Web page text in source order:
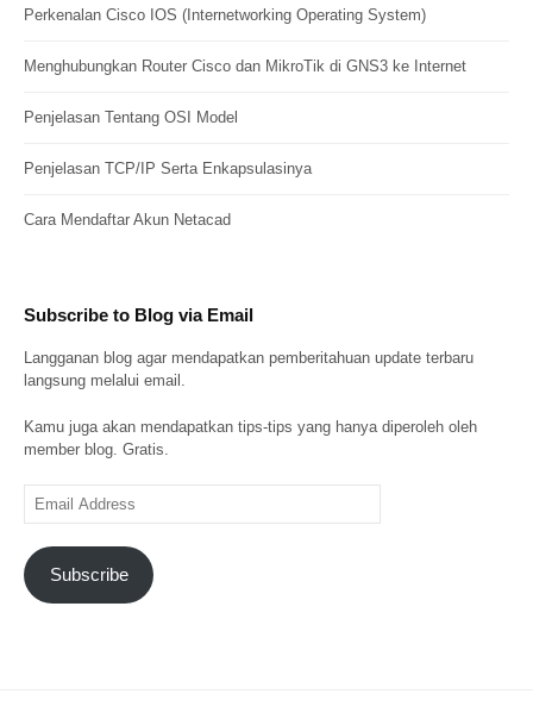
Perkenalan Cisco IOS (Internetworking Operating System)
Menghubungkan Router Cisco dan MikroTik di GNS3 ke Internet
Penjelasan Tentang OSI Model
Penjelasan TCP/IP Serta Enkapsulasinya
Cara Mendaftar Akun Netacad
Subscribe to Blog via Email
Langganan blog agar mendapatkan pemberitahuan update terbaru
langsung melalui email.
Kamu juga akan mendapatkan tips-tips yang hanya diperoleh oleh
member blog. Gratis.
Email
Subscribe